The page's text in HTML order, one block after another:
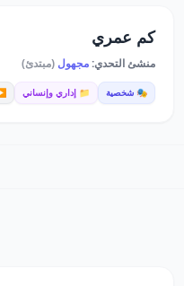
كم عمري
منشئ التحدي:مجهول(مبتدئ)
🎭 شخصية 📁 إداري وإنساني ▶️